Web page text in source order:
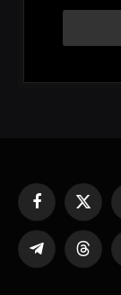
Facebook
X
Partager
sur